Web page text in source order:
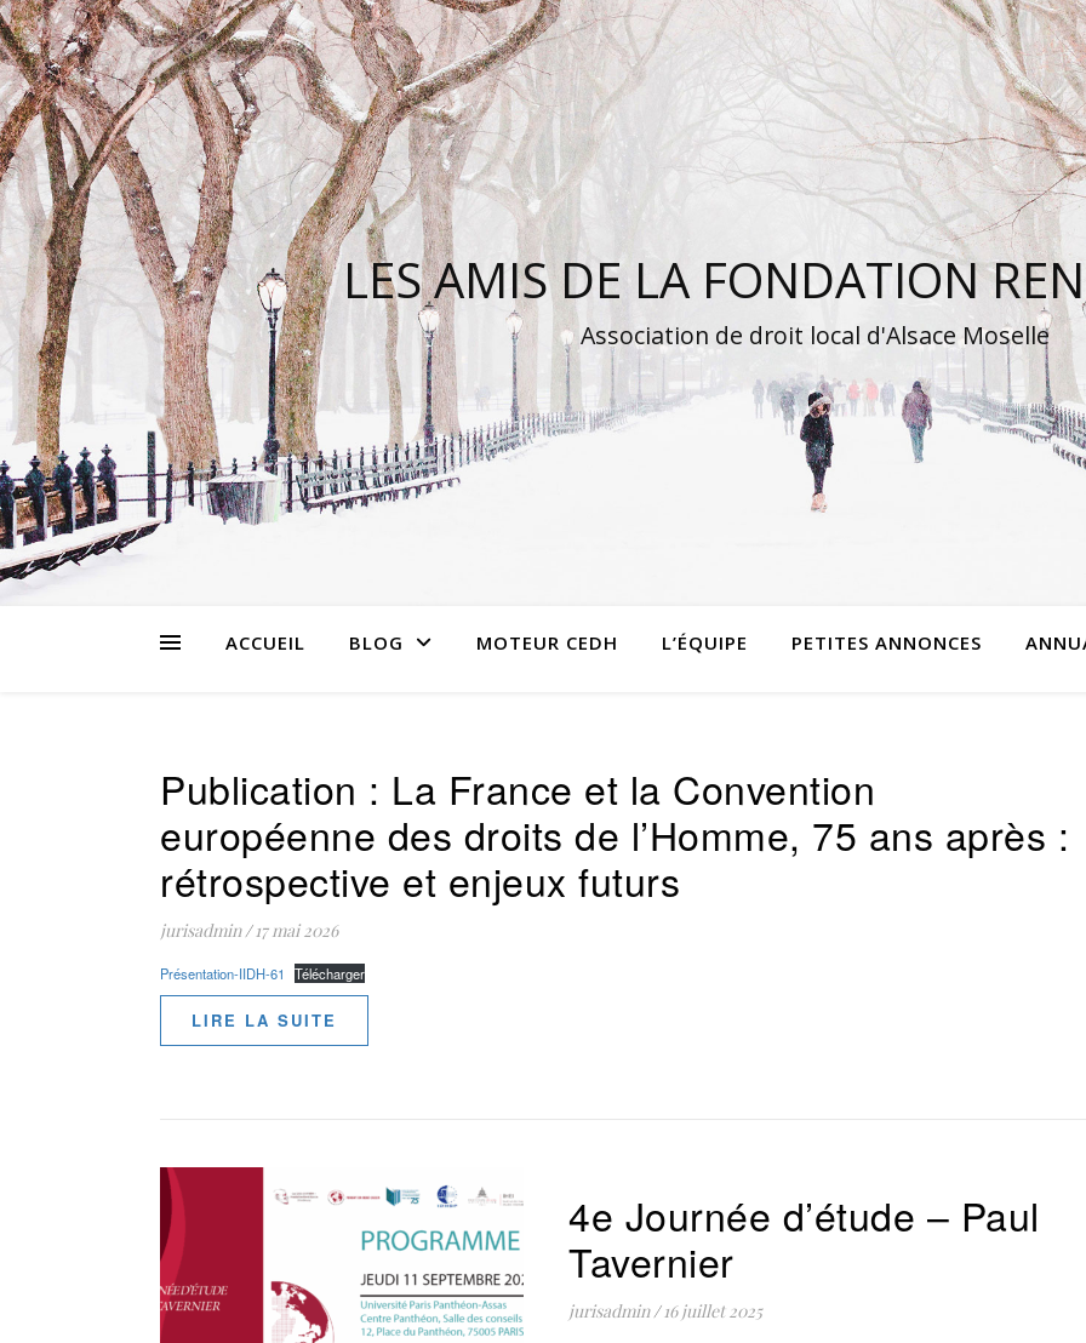
LES AMIS DE LA FONDATION
Association de droit local d'Alsace Moselle
ACCUEIL BLOG MOTEUR CEDH L’ÉQUIPE PETITES ANNONCES
Publication : La France et la Convention
européenne des droits de l’Homme, 75 ans après :
rétrospective et enjeux futurs
jurisadmin/ 17 mai 2026
Présentation-IIDH-61 Télécharger
LIRE LA SUITE
4e Journée d’étude – Paul
Tavernier
jurisadmin/ 16 juillet 2025